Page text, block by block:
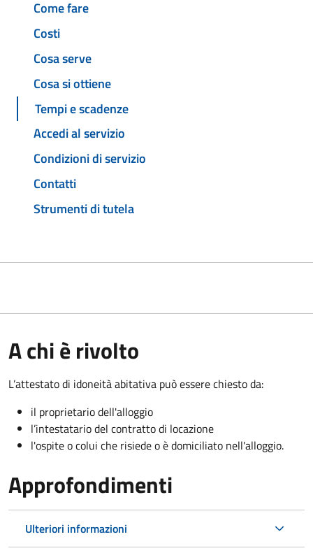
Come fare
Costi
Cosa serve
Cosa si ottiene
Tempi e scadenze
Accedi al servizio
Condizioni di servizio
Contatti
Strumenti di tutela
A chi è rivolto
L’attestato di idoneità abitativa può essere chiesto da:
il proprietario dell'alloggio
l’intestatario del contratto di locazione
l'ospite o colui che risiede o è domiciliato nell'alloggio.
Approfondimenti
Ulteriori informazioni